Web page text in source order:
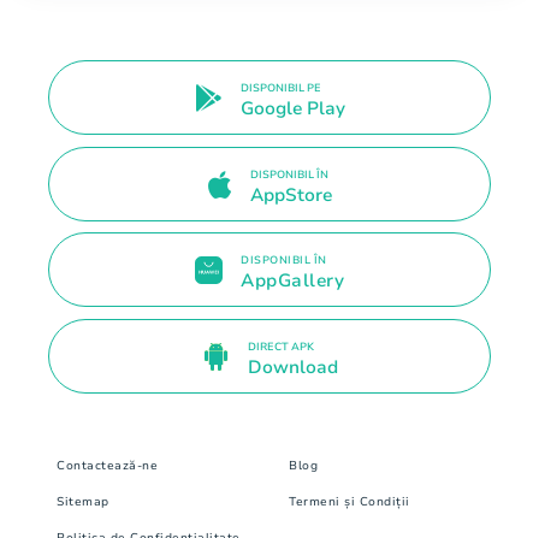
DISPONIBIL PE
Google Play
DISPONIBIL ÎN
AppStore
DISPONIBIL ÎN
AppGallery
DIRECT APK
Download
Contactează-ne Blog
Sitemap Termeni și Condiții